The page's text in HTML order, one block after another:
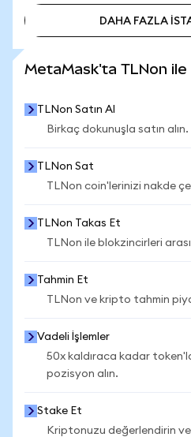
DAHA FAZLA
MetaMask'ta TLNon ile
TLNon Satın Al
Birkaç dokunuşla satın alın.
TLNon Sat
TLNon coin'lerinizi nakde
TLNon Takas Et
TLNon ile blokzincirleri
Tahmin Et
TLNon ve kripto tahmin
Vadeli İşlemler
50x kaldıraca kadar
pozisyon alın.
Stake Et
Kriptonuzu değerlendirin